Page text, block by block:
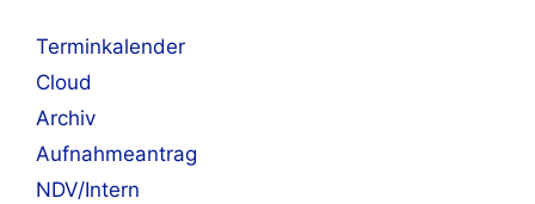
Terminkalender
Cloud
Archiv
Aufnahmeantrag
NDV/Intern